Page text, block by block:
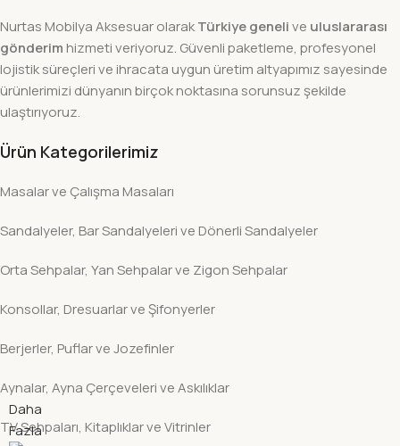
Nurtas Mobilya Aksesuar olarakTürkiye genelive uluslararası
gönderim hizmeti veriyoruz. Güvenli paketleme, profesyonel
lojistik süreçleri ve ihracata uygun üretim altyapımız sayesinde
ürünlerimizi dünyanın birçok noktasına sorunsuz şekilde
ulaştırıyoruz.
Ürün Kategorilerimiz
Masalar ve Çalışma Masaları
Sandalyeler, Bar Sandalyeleri ve Dönerli Sandalyeler
Orta Sehpalar, Yan Sehpalar ve Zigon Sehpalar
Konsollar, Dresuarlar ve Şifonyerler
Berjerler, Puflar ve Jozefinler
Aynalar, Ayna Çerçeveleri ve Askılıklar
TV Sehpaları, Kitaplıklar ve Vitrinler
Daha
Fazla